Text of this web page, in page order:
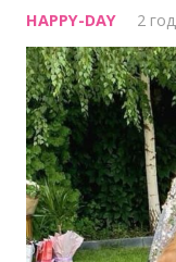
HAPPY-DAY 2